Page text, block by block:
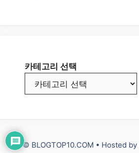
카테고리 선택
© BLOGTOP10.COM • Hosted by